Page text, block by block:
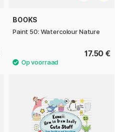
BOOKS
Paint 50: Watercolour Nature
17.50 €